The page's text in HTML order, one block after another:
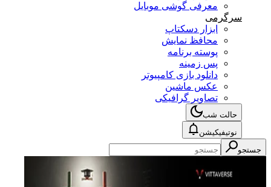
معرفی گوشی موبایل
سرگرمی
ابزار دسکتاپ
محافظ نمایش
پوسته برنامه
پس زمینه
دانلود بازی کامپیوتر
عکس ماشین
تصاویر گرافیکی
حالت شب
نوتیفیکیشن
جستجو